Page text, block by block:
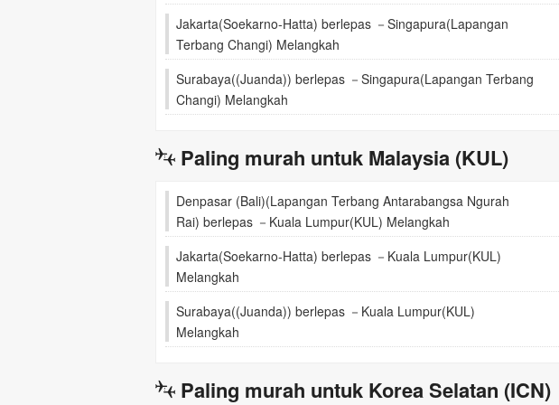
Melangkah
Jakarta(Soekarno-Hatta) berlepas －Singapura(Lapangan
Terbang Changi) Melangkah
Surabaya((Juanda)) berlepas －Singapura(Lapangan Terbang
Changi) Melangkah
Paling murah untuk Malaysia (KUL)
Denpasar (Bali)(Lapangan Terbang Antarabangsa Ngurah
Rai) berlepas －Kuala Lumpur(KUL) Melangkah
Jakarta(Soekarno-Hatta) berlepas －Kuala Lumpur(KUL)
Melangkah
Surabaya((Juanda)) berlepas －Kuala Lumpur(KUL)
Melangkah
Paling murah untuk Korea Selatan (ICN)